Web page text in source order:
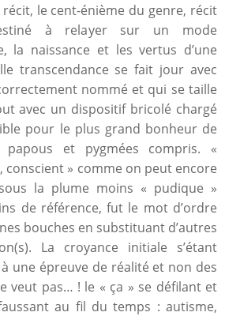
le cent-énième du genre, récit
à relayer sur un mode
la naissance et les vertus d’une
transcendance se fait jour avec
nommé et qui se taille
avec un dispositif bricolé chargé
pour le plus grand bonheur de
papous et pygmées compris. «
conscient » comme on peut encore
la plume moins « pudique »
de référence, fut le mot d’ordre
bouches en substituant d’autres
La croyance initiale s’étant
une épreuve de réalité et non des
veut pas… ! le « ça » se défilant et
au fil du temps : autisme,